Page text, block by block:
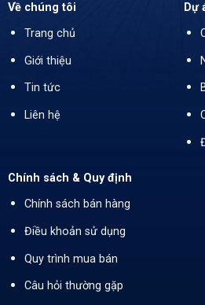
Về chúng tôi
Trang chủ
Giới thiệu
Tin tức
Liên hệ
Dự
Chính sách & Quy định
Chính sách bán hàng
Điều khoản sử dụng
Quy trình mua bán
Câu hỏi thường gặp